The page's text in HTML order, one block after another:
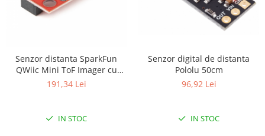
Senzor distanta SparkFun
QWiic Mini ToF Imager cu
VL53L5CX
191,34 Lei
IN STOC
Senzor digital de distanta
Pololu 50cm
96,92 Lei
IN STOC